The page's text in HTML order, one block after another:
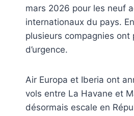
mars 2026 pour les neuf
internationaux du pays.
plusieurs compagnies ont
d’urgence.
Air Europa et Iberia ont
vols entre La Havane et
désormais escale en